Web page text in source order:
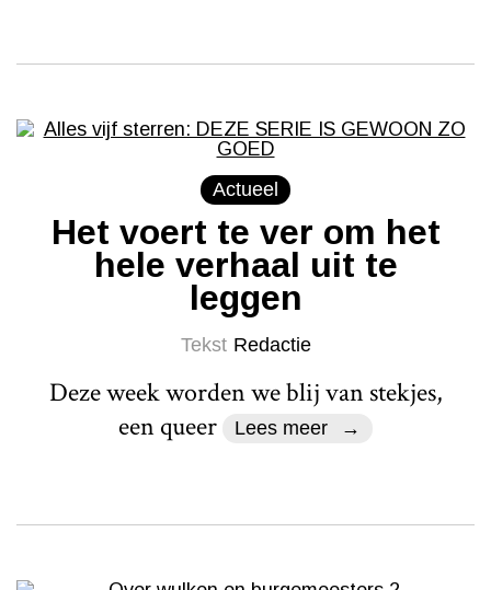
Actueel
Het voert te ver om het
hele verhaal uit te
leggen
Tekst Redactie
Deze week worden we blij van stekjes,
een queer
Lees meer